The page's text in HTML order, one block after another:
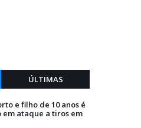
ÚLTIMAS
e filho de 10 anos é
em ataque a tiros em